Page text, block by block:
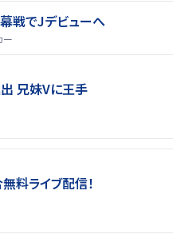
戦でJデビューへ
ー
兄妹Vに王手
料ライブ配信！